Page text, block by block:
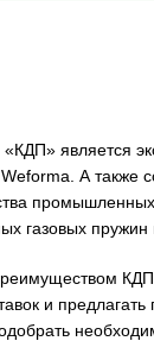
является
А также
газовых пружин
КДП
и